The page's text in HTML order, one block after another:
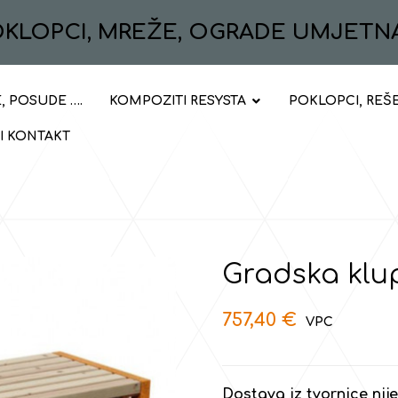
MREŽE, OGRADE
POSUDE …. KOMPOZITI RESYSTA POKLOPCI,
KONTAKT
Gradska
757,40 €
Dostava iz tvornice